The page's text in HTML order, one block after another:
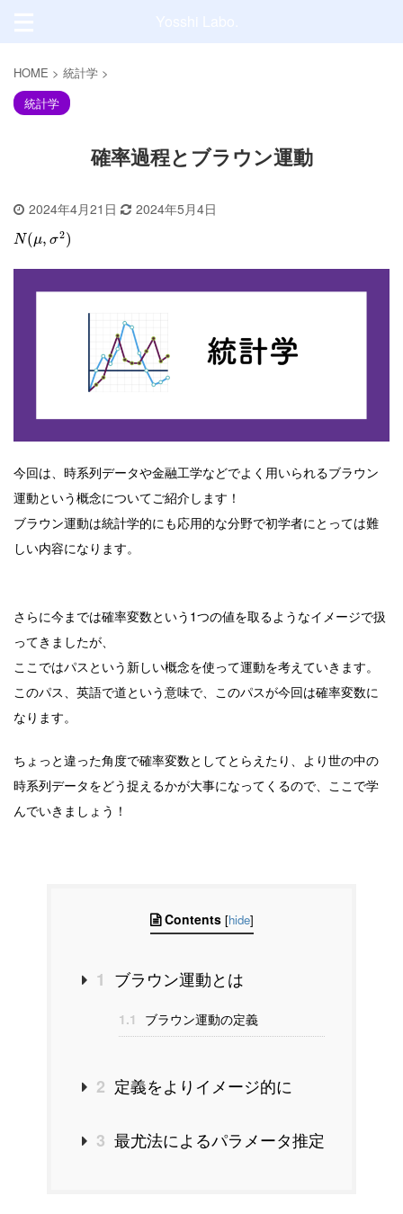
HOME > 統計学 >
統計学
確率過程とブラウン運動
2024年4月21日 2024年5月4日
N(μ, σ2)
今回は、時系列データや金融工学などでよく用いられるブラウン
運動という概念についてご紹介します！
ブラウン運動は統計学的にも応用的な分野で初学者にとっては難
しい内容になります。
さらに今までは確率変数という1つの値を取るようなイメージで扱
ってきましたが、
ここではパスという新しい概念を使って運動を考えていきます。
このパス、英語で道という意味で、このパスが今回は確率変数に
なります。
ちょっと違った角度で確率変数としてとらえたり、より世の中の
時系列データをどう捉えるかが大事になってくるので、ここで学
んでいきましょう！
Contents [hide]
1 ブラウン運動とは
1.1 ブラウン運動の定義
2 定義をよりイメージ的に
3 最尤法によるパラメータ推定